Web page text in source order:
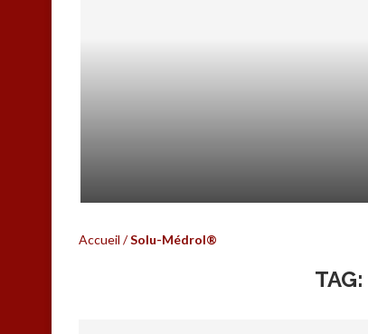
Accueil /Solu-Médrol®
TAG: